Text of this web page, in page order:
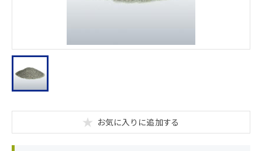
お気に入りに追加する